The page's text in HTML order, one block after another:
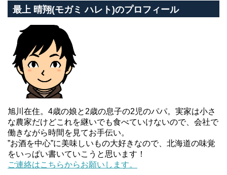
最上 晴翔(モガミ ハレト)のプロフィール
旭川在住。4歳の娘と2歳の息子の2児のパパ。実家は小さ
な農家だけどこれを継いでも食べていけないので、会社で
働きながら時間を見てお手伝い。
”お酒を中心”に美味しいもの大好きなので、北海道の味覚
をいっぱい書いていこうと思います！
ご連絡はこちらからお願いします。